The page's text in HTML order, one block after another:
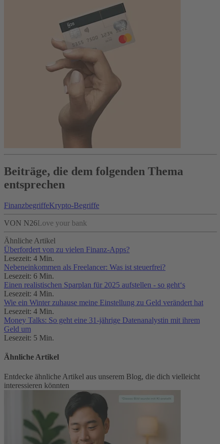
Beiträge, die dem folgenden Thema
entsprechen
FinanzbegriffeKrypto-Begriffe
VON N26Love your bank
Ähnliche Artikel
Überfordert von zu vielen Finanz-Apps?
Lesezeit: 4 Min.
Nebeneinkommen als Freelancer: Was ist steuerfrei?
Lesezeit: 6 Min.
Einen realistischen Sparplan für 2025 aufstellen - so geht‘s
Lesezeit: 4 Min.
Wie ein Winter zuhause meine Einstellung zu Geld verändert hat
Lesezeit: 4 Min.
Money Talks: So geht eine 31-jährige Datenanalystin mit ihrem
Geld um
Lesezeit: 5 Min.
Ähnliche Artikel
Entdecke ähnliche Artikel aus unserem Blog, die dich vielleicht
interessieren könnten